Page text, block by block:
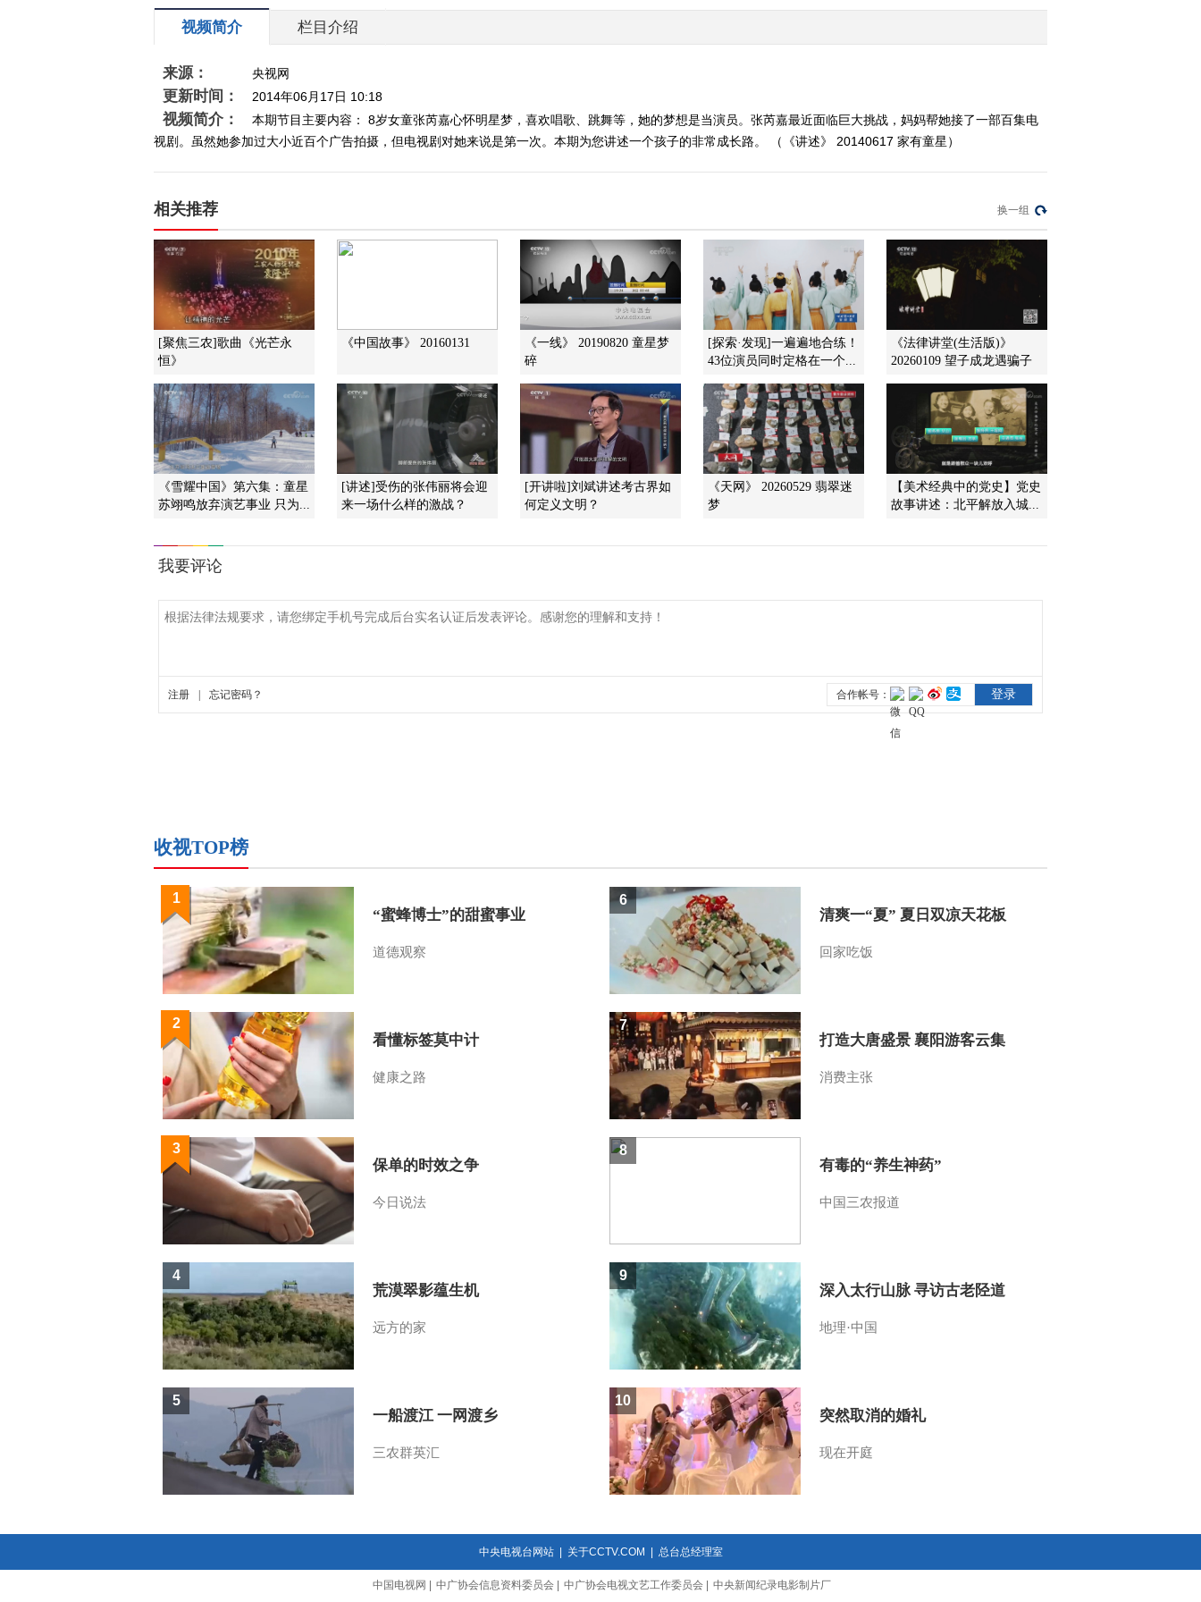
2014-06-04 00:07:16
2014-06-02 23:54:17
《讲述》 20140527 毕业
2014-05-28 00:15:17
《讲述》 20140526 毕业
季（上）
2014-05-26 23:53:17
2014-05-20 23:57:17
《讲述》 20140519 “瓷娃
娃”兄弟
生命（上）
2014-05-13 00:04:16
2014-05-04 15:40:12
《讲述》 20140428 桩里
庄外
2014-04-22 02:52:19
的人（二）
视频简介 栏目介绍
来源： 央视网
更新时间： 2014年06月17日 10:18
视频简介：
本期节目主要内容： 8岁女童张芮嘉心怀明星梦，喜欢唱歌、跳舞等，她的梦想是当演员。张芮嘉最近面临巨大挑战，妈妈帮她接了一部百集电
视剧。虽然她参加过大小近百个广告拍摄，但电视剧对她来说是第一次。本期为您讲述一个孩子的非常成长路。 （《讲述》 20140617 家有童星）
相关推荐 换一组
[聚焦三农]歌曲《光芒永
恒》
《中国故事》 20160131
《一线》 20190820 童星梦
碎
[探索·发现]一遍遍地合练！
43位演员同时定格在一个...
《法律讲堂(生活版)》
20260109 望子成龙遇骗子
《雪耀中国》第六集：童星
苏翊鸣放弃演艺事业 只为...
[讲述]受伤的张伟丽将会迎
来一场什么样的激战？
[开讲啦]刘斌讲述考古界如
何定义文明？
《天网》 20260529 翡翠迷
梦
【美术经典中的党史】党史
故事讲述：北平解放入城...
收视TOP榜
“蜜蜂博士”的甜蜜事业
道德观察
1
看懂标签莫中计
健康之路
2
保单的时效之争
今日说法
3
荒漠翠影蕴生机
远方的家
4
一船渡江 一网渡乡
三农群英汇
5
清爽一“夏” 夏日双凉天花板
回家吃饭
6
打造大唐盛景 襄阳游客云集
消费主张
7
有毒的“养生神药”
中国三农报道
8
深入太行山脉 寻访古老陉道
地理·中国
9
突然取消的婚礼
现在开庭
10
中央电视台网站| 关于CCTV.COM 总台总经理室
中国电视网 中广协会信息资料委员会 中广协会电视文艺工作委员会 中央新闻纪录电影制片厂